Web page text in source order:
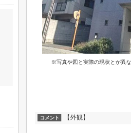
※写真や図と実際の現状とが異
コメント 【外観】